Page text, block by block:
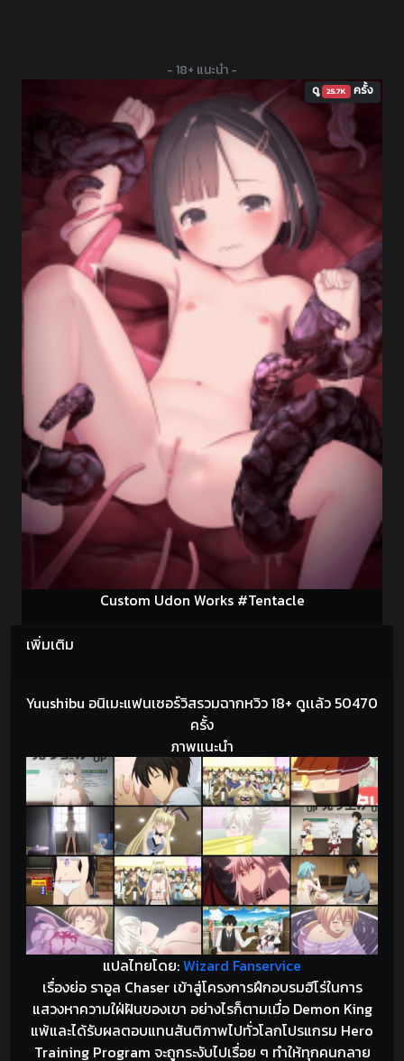
- 18+ แนะนำ -
Custom Udon Works #Tentacle
ดู 25.7K ครั้ง
เพิ่มเติม
Yuushibu อนิเมะแฟนเซอร์วิสรวมฉากหวิว 18+ ดูเเล้ว 50470
ครั้ง
ภาพแนะนำ
แปลไทยโดย:Wizard Fanservice
เรื่องย่อ ราอูล Chaser เข้าสู่โครงการฝึกอบรมฮีโร่ในการ
แสวงหาความใฝ่ฝันของเขา อย่างไรก็ตามเมื่อ Demon King
แพ้และได้รับผลตอบแทนสันติภาพไปทั่วโลกโปรแกรม Hero
Training Program จะถูกระงับไปเรื่อย ๆ ทำให้ทุกคนกลาย